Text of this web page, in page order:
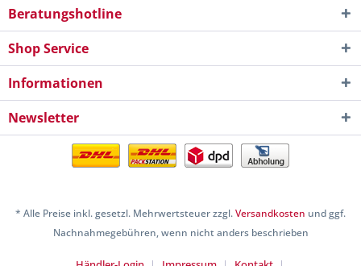
Beratungshotline
Shop Service
Informationen
Newsletter
* Alle Preise inkl. gesetzl. Mehrwertsteuer zzgl.Versandkosten und ggf.
Nachnahmegebühren, wenn nicht anders beschrieben